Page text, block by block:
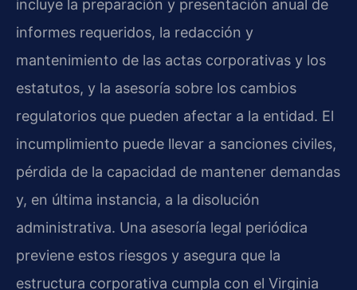
incluye la preparación y presentación anual de
informes requeridos, la redacción y
mantenimiento de las actas corporativas y los
estatutos, y la asesoría sobre los cambios
regulatorios que pueden afectar a la entidad. El
incumplimiento puede llevar a sanciones civiles,
pérdida de la capacidad de mantener demandas
y, en última instancia, a la disolución
administrativa. Una asesoría legal periódica
previene estos riesgos y asegura que la
estructura corporativa cumpla con el Virginia